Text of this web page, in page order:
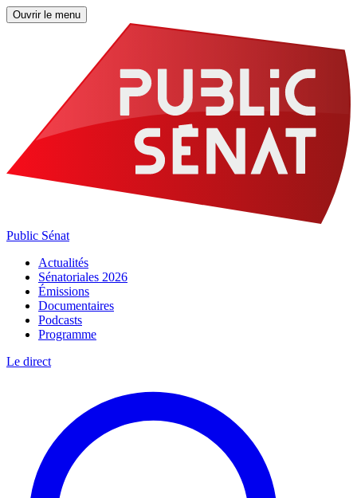
Ouvrir le menu
Public Sénat
Actualités
Sénatoriales 2026
Émissions
Documentaires
Podcasts
Programme
Le direct